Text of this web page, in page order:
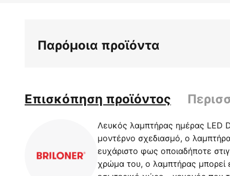
συλλογής
Παρόμοια προϊόντα
Επισκόπηση προϊόντος
Λευκός λαμπτήρας ημέρας LED
μοντέρνο σχεδιασμό, ο
ευχάριστο φως οποιαδήποτε
χρώμα του, ο λαμπτήρας μπορεί